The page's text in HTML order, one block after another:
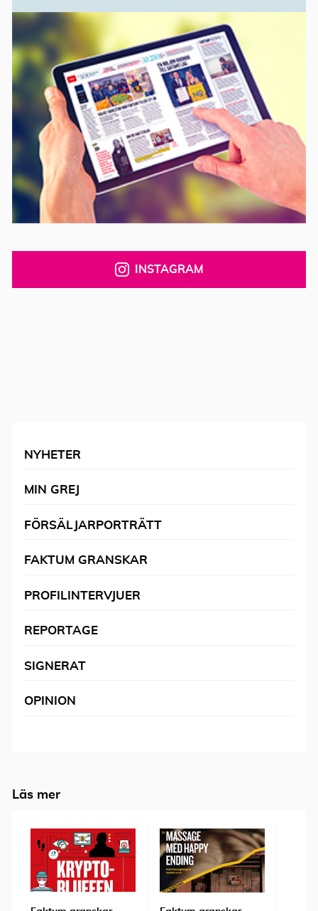
INSTAGRAM
NYHETER
MIN GREJ
FÖRSÄLJARPORTRÄTT
FAKTUM GRANSKAR
PROFILINTERVJUER
REPORTAGE
SIGNERAT
OPINION
Läs mer